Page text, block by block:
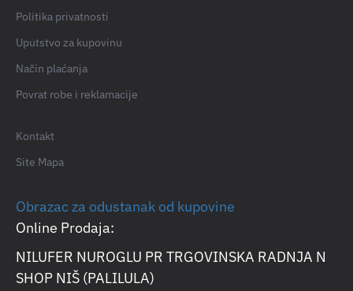
Politika privatnosti
Uputstvo za kupovinu
Način plaćanja
Povrat robe i reklamacije
Kontakt
Site Mapa
Obrazac za odustanak od kupovine
Online Prodaja:
NILUFER NUROGLU PR TRGOVINSKA RADNJA N
SHOP NIŠ (PALILULA)